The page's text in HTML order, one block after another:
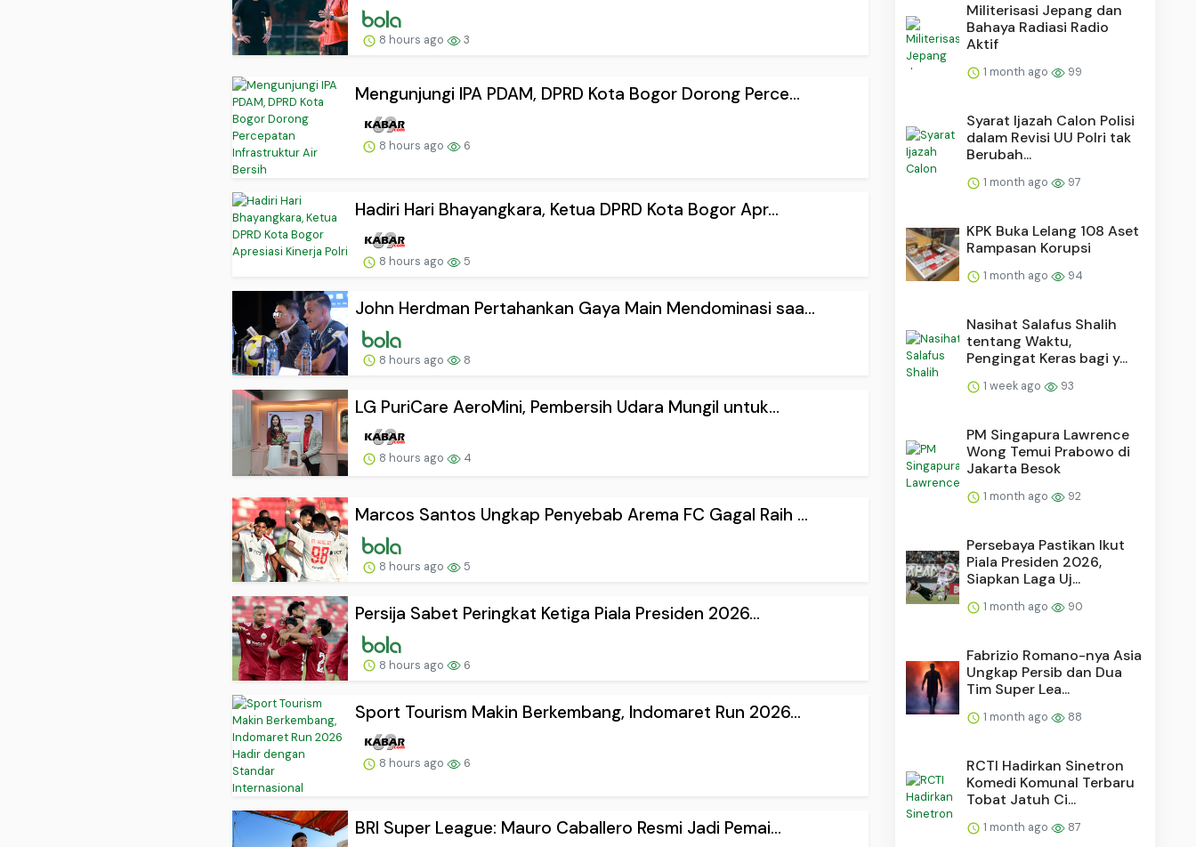
8 hours ago 3
Mengunjungi IPA PDAM, DPRD Kota Bogor Dorong Perce...
8 hours ago 6
Hadiri Hari Bhayangkara, Ketua DPRD Kota Bogor Apr...
8 hours ago 5
John Herdman Pertahankan Gaya Main Mendominasi saa...
8 hours ago 8
LG PuriCare AeroMini, Pembersih Udara Mungil untuk...
8 hours ago 4
Marcos Santos Ungkap Penyebab Arema FC Gagal Raih ...
8 hours ago 5
Persija Sabet Peringkat Ketiga Piala Presiden 2026...
8 hours ago 6
Sport Tourism Makin Berkembang, Indomaret Run 2026...
8 hours ago 6
BRI Super League: Mauro Caballero Resmi Jadi Pemai...
Militerisasi Jepang dan
Bahaya Radiasi Radio
Aktif
1 month ago 99
Syarat Ijazah Calon Polisi
dalam Revisi UU Polri tak
Berubah...
1 month ago 97
KPK Buka Lelang 108 Aset
Rampasan Korupsi
1 month ago 94
Nasihat Salafus Shalih
tentang Waktu,
Pengingat Keras bagi y...
1 week ago 93
PM Singapura Lawrence
Wong Temui Prabowo di
Jakarta Besok
1 month ago 92
Persebaya Pastikan Ikut
Piala Presiden 2026,
Siapkan Laga Uj...
1 month ago 90
Fabrizio Romano-nya Asia
Ungkap Persib dan Dua
Tim Super Lea...
1 month ago 88
RCTI Hadirkan Sinetron
Komedi Komunal Terbaru
Tobat Jatuh Ci...
1 month ago 87